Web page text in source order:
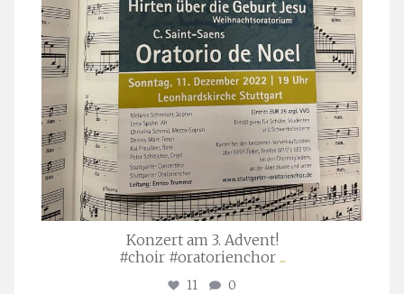
Konzert am 3. Advent!
#choir #oratorienchor ...
11 0